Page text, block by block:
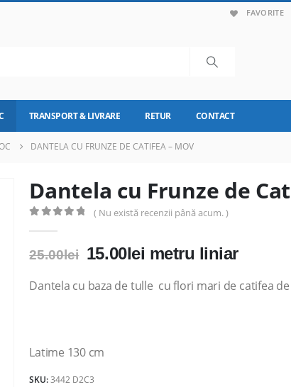
FAVORITE
TRANSPORT & LIVRARE RETUR CONTACT
DANTELA CU FRUNZE DE CATIFEA – MOV
Dantela cu Frunze de
( Nu există recenzii până acum. )
25.00lei Prețul
a
15.00lei Prețul
este:
metru liniar
Dantela cu baza de tulle cu flori mari de catifea
Latime 130 cm
SKU:3442 D2C3